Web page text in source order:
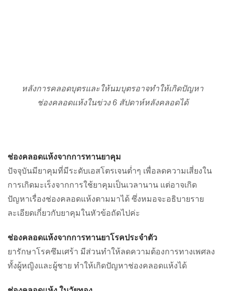
หลังการคลอดบุตรและให้นมบุตรอาจทำให้เกิดปัญหา
ช่องคลอดแห้งในข่วง 6 สัปดาห์หลังคลอดได้
ช่องคลอดแห้งจากการทานยาคุม
ปัจจุบันมียาคุมที่มีระดับเอสโตรเจนต่ำๆ เพื่อลดความเสี่ยงใน
การเกิดมะเร็งจากการใช้ยาคุมเป็นเวลานาน แต่อาจเกิด
ปัญหาเรื่องช่องคลอดแห้งตามมาได้ ซึ่งหมอจะอธิบายราย
ละเอียดเกี่ยวกับยาคุมในหัวข้อถัดไปค่ะ
ช่องคลอดแห้งจากการทานยาโรคประจำตัว
ยารักษาโรคซึมเศร้า มีส่วนทำให้ลดความต้องการทางเพศลง
ทั้งผู้หญิงและผู้ชาย ทำให้เกิดปัญหาช่องคลอดแห้งได้